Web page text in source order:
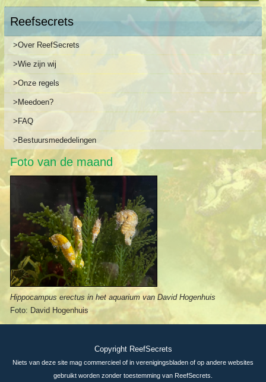
Reefsecrets
>Over ReefSecrets
>Wie zijn wij
>Onze regels
>Meedoen?
>FAQ
>Bestuursmededelingen
Foto van de maand
Hippocampus erectus in het aquarium van David Hogenhuis
Foto: David Hogenhuis
Copyright ReefSecrets
Niets van deze site mag commercieel of in verenigingsbladen of op andere websites
gebruikt worden zonder toestemming van ReefSecrets.